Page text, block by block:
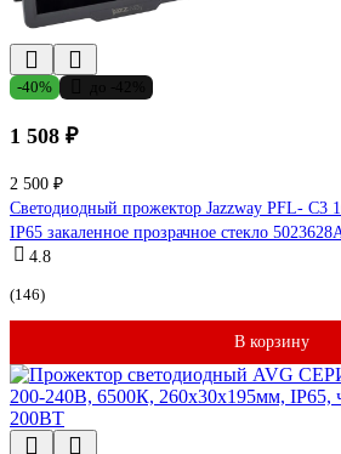
-40%
1 508 ₽
2 500 ₽
Светодиодный прожектор Jazzway PFL- C3
IP65 закаленное прозрачное стекло
4.8
(146)
В корзину